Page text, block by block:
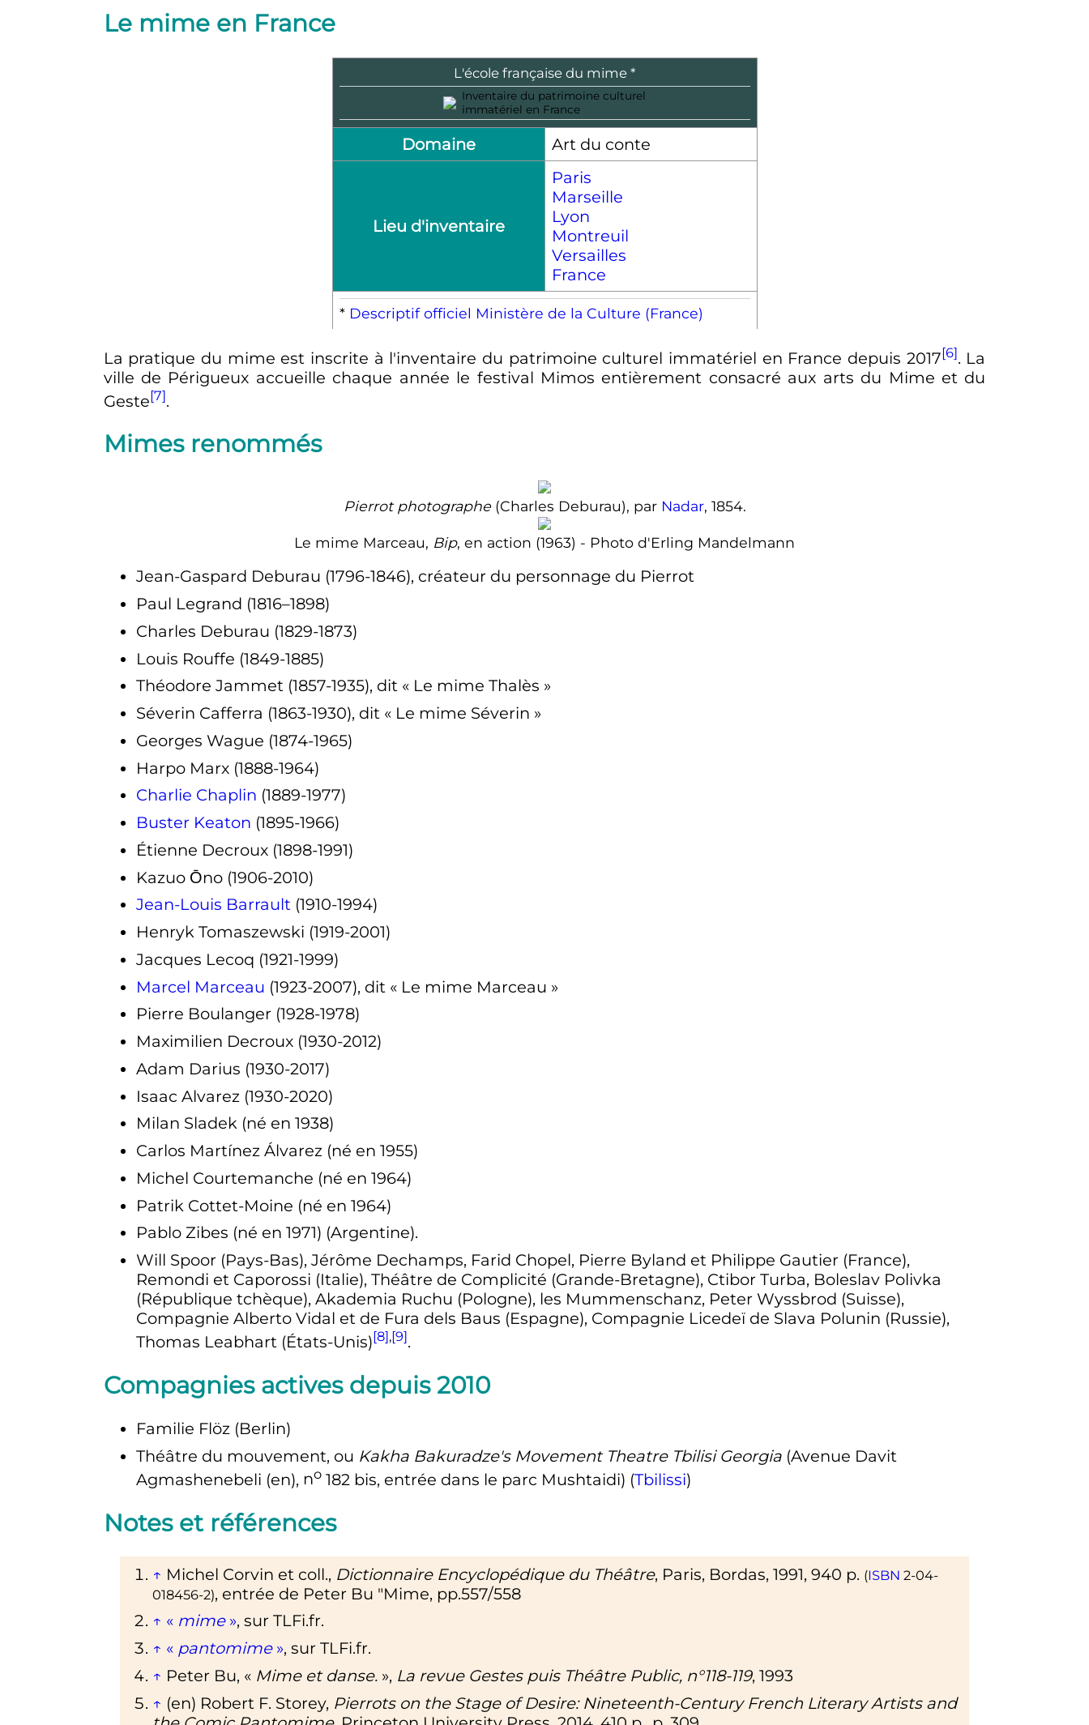
Le mime en France
L'école française du mime *
Inventaire du patrimoine culturel
immatériel en France
Domaine Art du conte
Lieu d'inventaire
Paris
Marseille
Lyon
Montreuil
Versailles
France
* Descriptif officiel Ministère de la Culture (France)
La pratique du mime est inscrite à l'inventaire du patrimoine culturel immatériel en France depuis 2017[6]. La
ville de Périgueux accueille chaque année le festival Mimos entièrement consacré aux arts du Mime et du
Geste[7].
Mimes renommés
Pierrot photographe(Charles Deburau), par Nadar, 1854.
Le mime Marceau, Bip, en action (1963) - Photo d'Erling Mandelmann
Jean-Gaspard Deburau (1796-1846), créateur du personnage du Pierrot
Paul Legrand (1816–1898)
Charles Deburau (1829-1873)
Louis Rouffe (1849-1885)
Théodore Jammet (1857-1935), dit « Le mime Thalès »
Séverin Cafferra (1863-1930), dit « Le mime Séverin »
Georges Wague (1874-1965)
Harpo Marx (1888-1964)
Charlie Chaplin (1889-1977)
Buster Keaton (1895-1966)
Étienne Decroux (1898-1991)
Kazuo Ōno (1906-2010)
Jean-Louis Barrault(1910-1994)
Henryk Tomaszewski (1919-2001)
Jacques Lecoq (1921-1999)
Marcel Marceau (1923-2007), dit « Le mime Marceau »
Pierre Boulanger (1928-1978)
Maximilien Decroux (1930-2012)
Adam Darius (1930-2017)
Isaac Alvarez (1930-2020)
Milan Sladek (né en 1938)
Carlos Martínez Álvarez (né en 1955)
Michel Courtemanche (né en 1964)
Patrik Cottet-Moine (né en 1964)
Pablo Zibes (né en 1971) (Argentine).
Will Spoor (Pays-Bas), Jérôme Dechamps, Farid Chopel, Pierre Byland et Philippe Gautier (France),
Remondi et Caporossi (Italie), Théâtre de Complicité (Grande-Bretagne), Ctibor Turba, Boleslav Polivka
(République tchèque), Akademia Ruchu (Pologne), les Mummenschanz, Peter Wyssbrod (Suisse),
Compagnie Alberto Vidal et de Fura dels Baus (Espagne), Compagnie Licedeï de Slava Polunin (Russie),
Thomas Leabhart (États-Unis)[8],[9].
Compagnies actives depuis 2010
Familie Flöz (Berlin)
Théâtre du mouvement, ou Kakha Bakuradze's Movement Theatre Tbilisi Georgia(Avenue Davit
Agmashenebeli (en), no 182 bis, entrée dans le parc Mushtaidi) (Tbilissi)
Notes et références
↑ Michel Corvin et coll., Dictionnaire Encyclopédique du Théâtre, Paris, Bordas, 1991, 940 p. (ISBN 2-04-
018456-2), entrée de Peter Bu "Mime, pp.557/558
↑ « mime », sur TLFi.fr.
↑ « pantomime », sur TLFi.fr.
↑ Peter Bu, « Mime et danse. », La revue Gestes puis Théâtre Public, n°118-119, 1993
↑ (en) Robert F. Storey, Pierrots on the Stage of Desire: Nineteenth-Century French Literary Artists and